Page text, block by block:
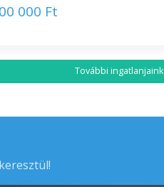
000 Ft
További ingatlanjaink